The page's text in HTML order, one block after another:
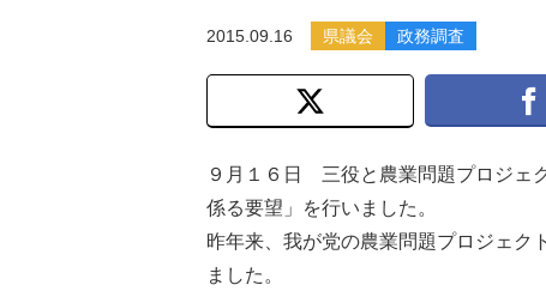
2015.09.16 県議会 政務調査
９月１６日 三役と農業問題プロジェ
係る要望」を行いました。
昨年来、我が党の農業問題プロジェク
ました。